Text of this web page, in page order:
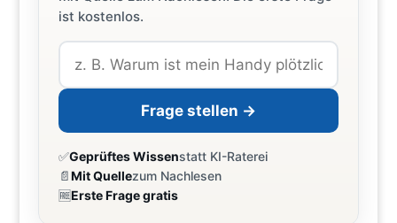
ist kostenlos.
Frage stellen →
✅Geprüftes Wissenstatt KI-Raterei
📄Mit Quellezum Nachlesen
🆓Erste Frage gratis